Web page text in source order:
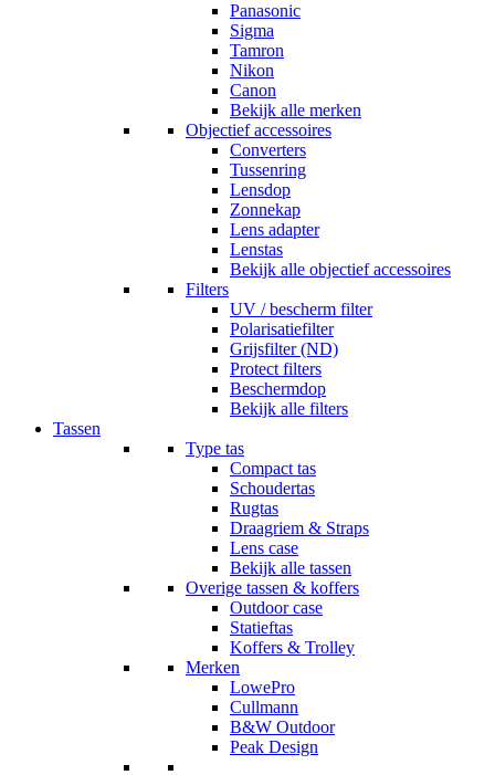
Panasonic
Sigma
Tamron
Nikon
Canon
Bekijk alle merken
Objectief accessoires
Converters
Tussenring
Lensdop
Zonnekap
Lens adapter
Lenstas
Bekijk alle objectief accessoires
Filters
UV / bescherm filter
Polarisatiefilter
Grijsfilter (ND)
Protect filters
Beschermdop
Bekijk alle filters
Tassen
Type tas
Compact tas
Schoudertas
Rugtas
Draagriem & Straps
Lens case
Bekijk alle tassen
Overige tassen & koffers
Outdoor case
Statieftas
Koffers & Trolley
Merken
LowePro
Cullmann
B&W Outdoor
Peak Design